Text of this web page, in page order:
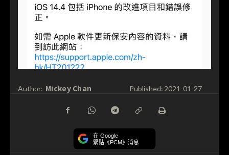
Author: Mickey Chan Published: 2021-01-27
在 Google
緊貼《PCM》消息